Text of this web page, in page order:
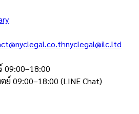
nyclegal@ilc.ltd
09:00–18:00
ย์ 09:00–18:00 (LINE Chat)